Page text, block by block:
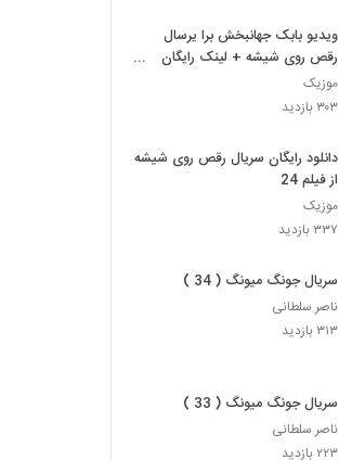
ویدیو بابک جهانبخش برا یرسال
رقص روی شیشه + لینک رایگان
سریال
موزیک
۳۰۳ بازدید
دانلود رایگان سریال رقص روی شیشه
از فیلم 24
موزیک
۳۳۷ بازدید
سریال جونگ میونگ ( 34 )
ناصر سلطانی
۳۱۳ بازدید
سریال جونگ میونگ ( 33 )
ناصر سلطانی
۲۲۳ بازدید